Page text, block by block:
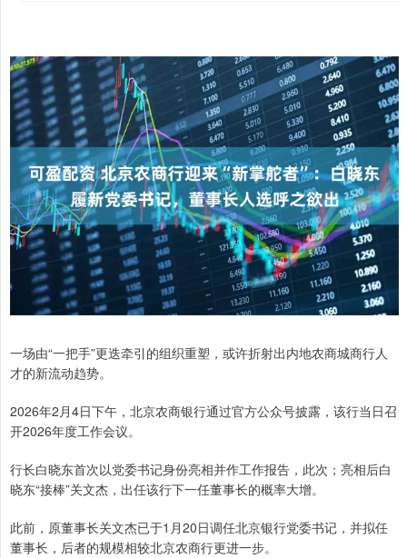
一场由“一把手”更迭牵引的组织重塑，或许折射出内地农商城商行人
才的新流动趋势。
2026年2月4日下午，北京农商银行通过官方公众号披露，该行当日召
开2026年度工作会议。
行长白晓东首次以党委书记身份亮相并作工作报告，此次；亮相后白
晓东“接棒”关文杰，出任该行下一任董事长的概率大增。
此前，原董事长关文杰已于1月20日调任北京银行党委书记，并拟任
董事长，后者的规模相较北京农商行更进一步。